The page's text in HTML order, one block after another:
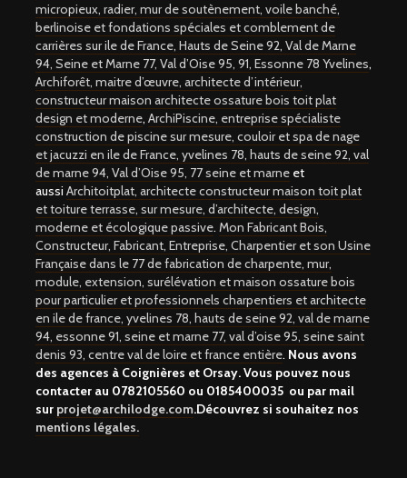
micropieux, radier, mur de soutènement, voile banché,
berlinoise et fondations spéciales et comblement de
carrières sur ile de France, Hauts de Seine 92, Val de Marne
94, Seine et Marne 77, Val d’Oise 95, 91, Essonne 78 Yvelines,
Archiforêt, maitre d’œuvre, architecte d’intérieur,
constructeur maison architecte ossature bois toit plat
design et moderne, ArchiPiscine, entreprise spécialiste
construction de piscine sur mesure, couloir et spa de nage
et jacuzzi en ile de France, yvelines 78, hauts de seine 92, val
de marne 94, Val d’Oise 95, 77 seine et marne et
aussi Architoitplat, architecte constructeur maison toit plat
et toiture terrasse, sur mesure, d’architecte, design,
moderne et écologique passive. Mon Fabricant Bois,
Constructeur, Fabricant, Entreprise, Charpentier et son Usine
Française dans le 77 de fabrication de charpente, mur,
module, extension, surélévation et maison ossature bois
pour particulier et professionnels charpentiers et architecte
en ile de france, yvelines 78, hauts de seine 92, val de marne
94, essonne 91, seine et marne 77, val d’oise 95, seine saint
denis 93, centre val de loire et france entière. Nous avons
des agences à Coignières et Orsay. Vous pouvez nous
contacter au 0782105560 ou 0185400035 ou par mail
sur projet@archilodge.com.Découvrez si souhaitez nos
mentions légales.